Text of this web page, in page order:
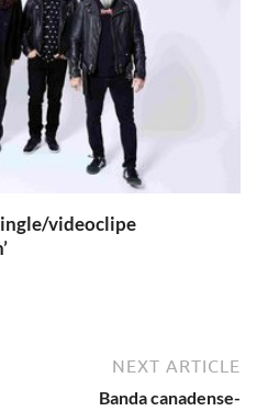
videoclipe
NEXT ARTICLE
Banda canadense-